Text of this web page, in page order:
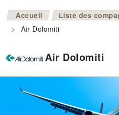
Accueil
Liste des
>
Air Dolomiti
Air Dolomiti